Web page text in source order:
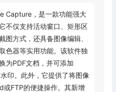
Capture，是一款功能强大
不仅支持活动窗口、矩形区
图方式，还具备图像编辑、
色器等实用功能。该软件独
为PDF文档，并可添加
印。此外，它提供了将图像
或FTP的便捷操作。其新增